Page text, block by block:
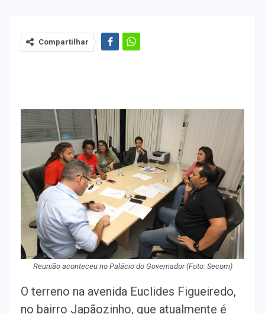
Compartilhar
Reunião aconteceu no Palácio do Governador (Foto: Secom)
O terreno na avenida Euclides Figueiredo,
no bairro Japãozinho, que atualmente é